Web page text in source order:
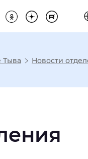
Тыва Новости